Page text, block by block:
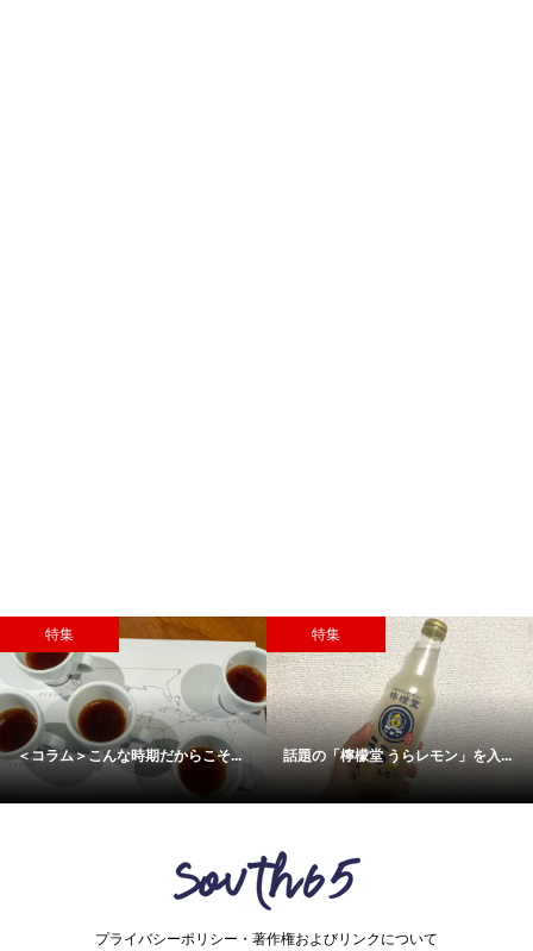
特集
題の「檸檬堂 うらレモン」を入...
特集
フィンランドのライフスタイルブ...
プライバシーポリシー・著作権およびリンクについて